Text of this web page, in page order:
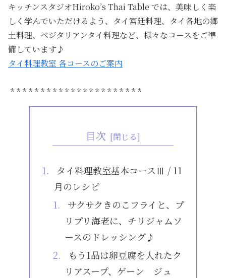
キッチンスタジオHiroko’s Thai Table では、美味しく楽
しく学んでいただけるよう、タイ宮廷料理、タイ各地の郷
土料理、ベジタリアンタイ料理など、様々なコースをご準
備しています♪
タイ料理教室 各コースのご案内
* * * * * * * * * * * * * * * * * * * * * *
目次
タイ料理教室基本コースⅢ / 11
月のレシピ
サクサクきのこフライと、プ
リプリ海老に、チリジャムソ
ースのドレッシング♪
もう1品は卵豆腐を入れたク
リアスープ、ゲーン ジュ